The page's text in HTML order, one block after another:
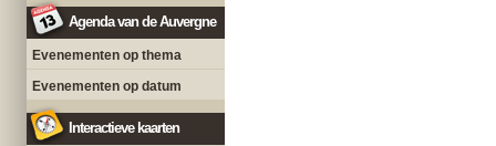
Agenda van de Auvergne
Evenementen op thema
Evenementen op datum
Interactieve kaarten